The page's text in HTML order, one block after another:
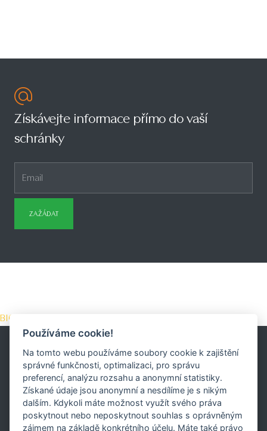
Získávejte informace přímo do vaší
schránky
ZAŽÁDAT
BIODROGA Medical
BIODROGA
BIODROGA Česká republika
BIODROGA ZNAČKA
Kontakt
GDPR
Používáme cookie!
Na tomto webu používáme soubory cookie k zajištění
správné funkčnosti, optimalizaci, pro správu
preferencí, analýzu rozsahu a anonymní statistiky.
Získané údaje jsou anonymní a nesdílíme je s nikým
dalším. Kdykoli máte možnost využít svého práva
poskytnout nebo neposkytnout souhlas s oprávněným
zájmem na základě konkrétního účelu. Máte také právo